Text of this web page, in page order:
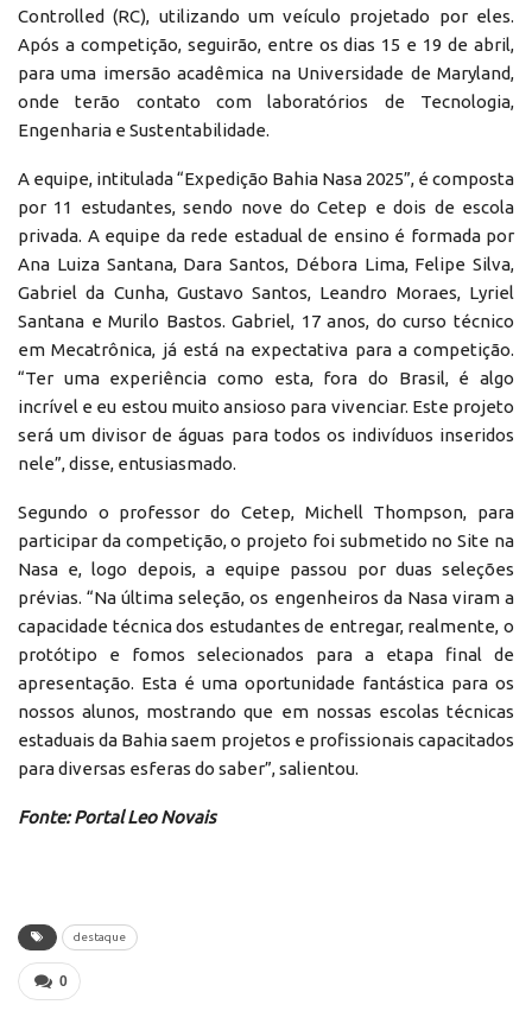
Controlled (RC), utilizando um veículo projetado por eles.
Após a competição, seguirão, entre os dias 15 e 19 de abril,
para uma imersão acadêmica na Universidade de Maryland,
onde terão contato com laboratórios de Tecnologia,
Engenharia e Sustentabilidade.
A equipe, intitulada “Expedição Bahia Nasa 2025”, é composta
por 11 estudantes, sendo nove do Cetep e dois de escola
privada. A equipe da rede estadual de ensino é formada por
Ana Luiza Santana, Dara Santos, Débora Lima, Felipe Silva,
Gabriel da Cunha, Gustavo Santos, Leandro Moraes, Lyriel
Santana e Murilo Bastos. Gabriel, 17 anos, do curso técnico
em Mecatrônica, já está na expectativa para a competição.
“Ter uma experiência como esta, fora do Brasil, é algo
incrível e eu estou muito ansioso para vivenciar. Este projeto
será um divisor de águas para todos os indivíduos inseridos
nele”, disse, entusiasmado.
Segundo o professor do Cetep, Michell Thompson, para
participar da competição, o projeto foi submetido no Site na
Nasa e, logo depois, a equipe passou por duas seleções
prévias. “Na última seleção, os engenheiros da Nasa viram a
capacidade técnica dos estudantes de entregar, realmente, o
protótipo e fomos selecionados para a etapa final de
apresentação. Esta é uma oportunidade fantástica para os
nossos alunos, mostrando que em nossas escolas técnicas
estaduais da Bahia saem projetos e profissionais capacitados
para diversas esferas do saber”, salientou.
Fonte: Portal Leo Novais
destaque
0